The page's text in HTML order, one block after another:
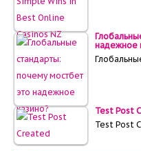
надежное
Test Post
Test Post